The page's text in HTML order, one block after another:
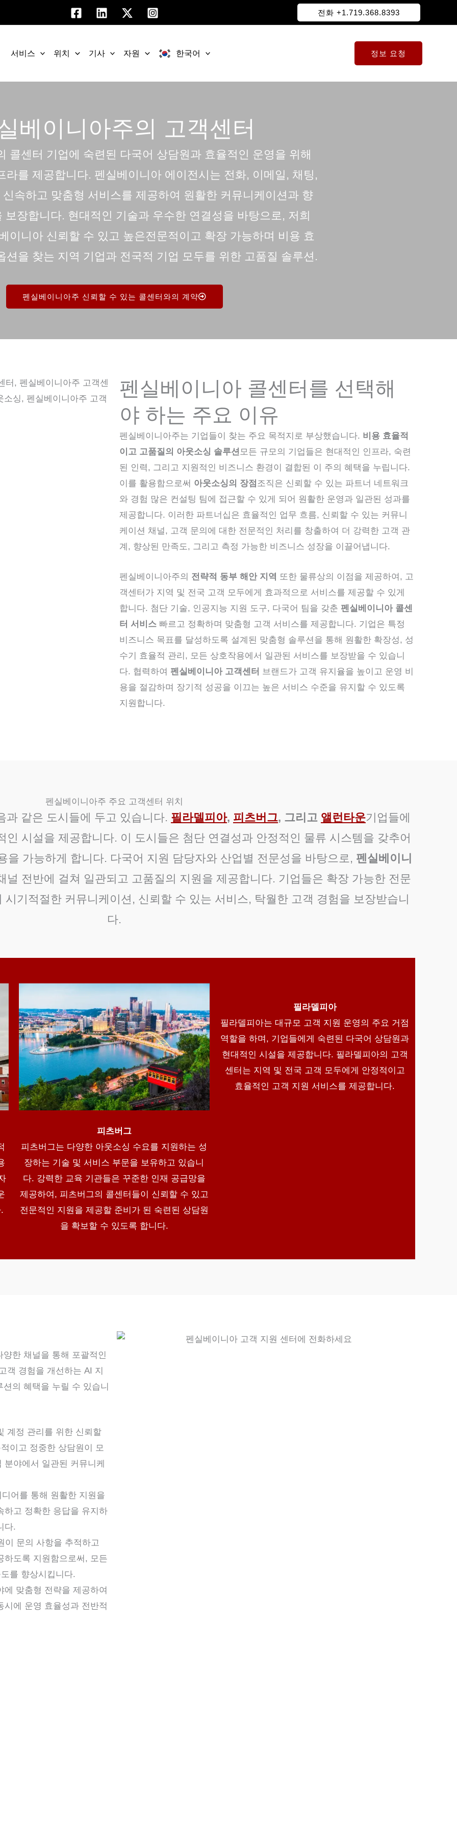
전화 +1.719.368.8393
서비스 위치 기사 자원 한국어 정보 요청
베이니아주의 고객센터
콜센터 기업에 숙련된 다국어 상담원과 효율적인 운영을 위해
라를 제공합니다. 펜실베이니아 에이전시는 전화, 이메일, 채팅,
속하고 맞춤형 서비스를 제공하여 원활한 커뮤니케이션과 향
보장합니다. 현대적인 기술과 우수한 연결성을 바탕으로, 저희
이니아 신뢰할 수 있고 높은전문적이고 확장 가능하며 비용 효
션을 찾는 지역 기업과 전국적 기업 모두를 위한 고품질 솔루션.
펜실베이니아주 신뢰할 수 있는 콜센터와의 계약
펜실베이니아 콜센터를 선택해
야 하는 주요 이유
펜실베이니아주는 기업들이 찾는 주요 목적지로 부상했습니다. 비용 효율적
이고 고품질의 아웃소싱 솔루션모든 규모의 기업들은 현대적인 인프라, 숙련
된 인력, 그리고 지원적인 비즈니스 환경이 결합된 이 주의 혜택을 누립니다.
이를 활용함으로써 아웃소싱의 장점 조직은 신뢰할 수 있는 파트너 네트워크
와 경험 많은 컨설팅 팀에 접근할 수 있게 되어 원활한 운영과 일관된 성과를
제공합니다. 이러한 파트너십은 효율적인 업무 흐름, 신뢰할 수 있는 커뮤니
케이션 채널, 고객 문의에 대한 전문적인 처리를 창출하여 더 강력한 고객 관
계, 향상된 만족도, 그리고 측정 가능한 비즈니스 성장을 이끌어냅니다.
펜실베이니아주의 전략적 동부 해안 지역 또한 물류상의 이점을 제공하여, 고
객센터가 지역 및 전국 고객 모두에게 효과적으로 서비스를 제공할 수 있게
합니다. 첨단 기술, 인공지능 지원 도구, 다국어 팀을 갖춘 펜실베이니아 콜센
터 서비스 빠르고 정확하며 맞춤형 고객 서비스를 제공합니다. 기업은 특정
비즈니스 목표를 달성하도록 설계된 맞춤형 솔루션을 통해 원활한 확장성, 성
수기 효율적 관리, 모든 상호작용에서 일관된 서비스를 보장받을 수 있습니
다. 협력하여 펜실베이니아 고객센터
브랜드가 고객 유지율을 높이고 운영 비
용을 절감하며 장기적 성공을 이끄는 높은 서비스 수준을 유지할 수 있도록
지원합니다.
펜실베이니아주 주요 고객센터 위치
같은 도시들에 두고 있습니다. 필라델피아, 피츠버그, 그리고 앨런타운기업들에
시설을 제공합니다. 이 도시들은 첨단 연결성과 안정적인 물류 시스템을 갖추어
을 가능하게 합니다. 다국어 지원 담당자와 산업별 전문성을 바탕으로, 펜실베이니
널 전반에 걸쳐 일관되고 고품질의 지원을 제공합니다. 기업들은 확장 가능한 전문
기적절한 커뮤니케이션, 신뢰할 수 있는 서비스, 탁월한 고객 경험을 보장받습니
다.
피츠버그
피츠버그는 다양한 아웃소싱 수요를 지원하는 성
장하는 기술 및 서비스 부문을 보유하고 있습니
다. 강력한 교육 기관들은 꾸준한 인재 공급망을
제공하여, 피츠버그의 콜센터들이 신뢰할 수 있고
전문적인 지원을 제공할 준비가 된 숙련된 상담원
을 확보할 수 있도록 합니다.
필라델피아
필라델피아는 대규모 고객 지원 운영의 주요 거점
역할을 하며, 기업들에게 숙련된 다국어 상담원과
현대적인 시설을 제공합니다. 필라델피아의 고객
센터는 지역 및 전국 고객 모두에게 안정적이고
효율적인 고객 지원 서비스를 제공합니다.
한 채널을 통해 포괄적인
객 경험을 개선하는 AI 지
의 혜택을 누릴 수 있습니
계정 관리를 위한 신뢰할
이고 정중한 상담원이 모
야에서 일관된 커뮤니케
어를 통해 원활한 지원을
하고 정확한 응답을 유지하
다.
이 문의 사항을 추적하고
하도록 지원함으로써, 모든
를 향상시킵니다.
맞춤형 전략을 제공하여
에 운영 효율성과 전반적